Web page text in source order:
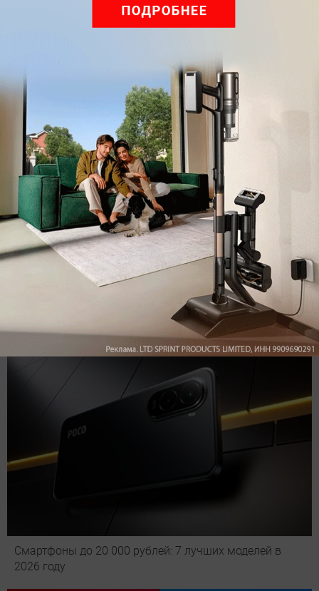
Что делает Сlaude: все возможности одной из самых
Смартфоны до 20 000 рублей: 7 лучших моделей в
2026 году